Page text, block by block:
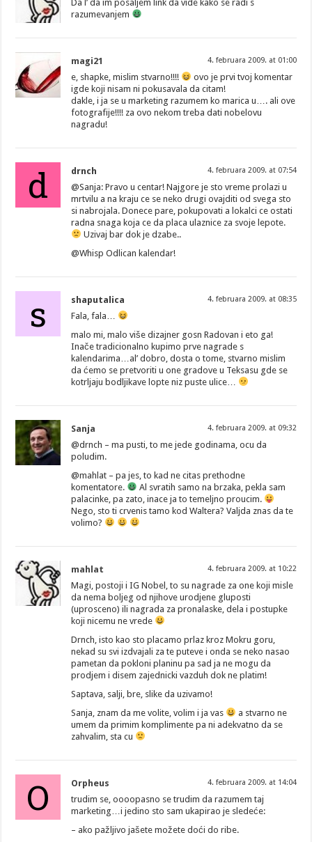
Da l’ da im posaljem link da vide kako se radi s
razumevanjem
magi21 4. februara 2009. at 01:00
e, shapke, mislim stvarno!!!!
ovo je prvi tvoj komentar
igde koji nisam ni pokusavala da citam!
dakle, i ja se u marketing razumem ko marica u…. ali ove
fotografije!!!! za ovo nekom treba dati nobelovu
nagradu!
d drnch 4. februara 2009. at 07:54
@Sanja: Pravo u centar! Najgore je sto vreme prolazi u
mrtvilu a na kraju ce se neko drugi ovajditi od svega sto
si nabrojala. Donece pare, pokupovati a lokalci ce ostati
radna snaga koja ce da placa ulaznice za svoje lepote.
Uzivaj bar dok je dzabe..
@Whisp Odlican kalendar!
s shaputalica 4. februara 2009. at 08:35
Fala, fala…
malo mi, malo više dizajner gosn Radovan i eto ga!
Inače tradicionalno kupimo prve nagrade s
kalendarima…al’ dobro, dosta o tome, stvarno mislim
da ćemo se pretvoriti u one gradove u Teksasu gde se
kotrljaju bodljikave lopte niz puste ulice…
Sanja 4. februara 2009. at 09:32
@drnch – ma pusti, to me jede godinama, ocu da
poludim.
@mahlat – pa jes, to kad ne citas prethodne
komentatore.
Al svratih samo na brzaka, pekla sam
palacinke, pa zato, inace ja to temeljno proucim.
Nego, sto ti crvenis tamo kod Waltera? Valjda znas da te
volimo?
mahlat 4. februara 2009. at 10:22
Magi, postoji i IG Nobel, to su nagrade za one koji misle
da nema boljeg od njihove urodjene gluposti
(uprosceno) ili nagrada za pronalaske, dela i postupke
koji nicemu ne vrede
Drnch, isto kao sto placamo prlaz kroz Mokru goru,
nekad su svi izdvajali za te puteve i onda se neko nasao
pametan da pokloni planinu pa sad ja ne mogu da
prodjem i disem zajednicki vazduh dok ne platim!
Saptava, salji, bre, slike da uzivamo!
Sanja, znam da me volite, volim i ja vas
a stvarno ne
umem da primim komplimente pa ni adekvatno da se
zahvalim, sta cu
O Orpheus 4. februara 2009. at 14:04
trudim se, oooopasno se trudim da razumem taj
marketing…i jedino sto sam ukapirao je sledeće:
– ako pažljivo jašete možete doći do ribe.